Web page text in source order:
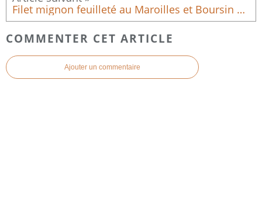
Filet mignon feuilleté au Maroilles et Boursin ail & fines herbes
COMMENTER CET ARTICLE
Ajouter un commentaire